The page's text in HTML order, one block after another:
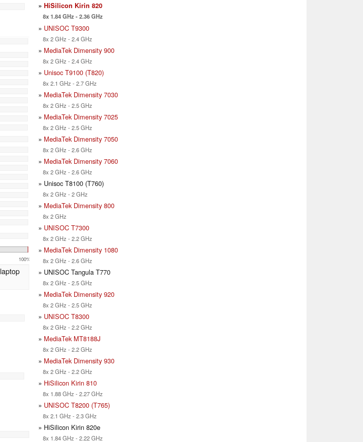
100%
laptop
» HiSilicon Kirin 820
8x 1.84 GHz - 2.36 GHz
» UNISOC T9300
8x 2 GHz - 2.4 GHz
» MediaTek Dimensity 900
8x 2 GHz - 2.4 GHz
» Unisoc T9100 (T820)
8x 2.1 GHz - 2.7 GHz
» MediaTek Dimensity 7030
8x 2 GHz - 2.5 GHz
» MediaTek Dimensity 7025
8x 2 GHz - 2.5 GHz
» MediaTek Dimensity 7050
8x 2 GHz - 2.6 GHz
» MediaTek Dimensity 7060
8x 2 GHz - 2.6 GHz
» Unisoc T8100 (T760)
8x 2 GHz - 2 GHz
» MediaTek Dimensity 800
8x 2 GHz
» UNISOC T7300
8x 2 GHz - 2.2 GHz
» MediaTek Dimensity 1080
8x 2 GHz - 2.6 GHz
» UNISOC Tangula T770
8x 2 GHz - 2.5 GHz
» MediaTek Dimensity 920
8x 2 GHz - 2.5 GHz
» UNISOC T8300
8x 2 GHz - 2.2 GHz
» MediaTek MT8188J
8x 2 GHz - 2.2 GHz
» MediaTek Dimensity 930
8x 2 GHz - 2.2 GHz
» HiSilicon Kirin 810
8x 1.88 GHz - 2.27 GHz
» UNISOC T8200 (T765)
8x 2.1 GHz - 2.3 GHz
» HiSilicon Kirin 820e
8x 1.84 GHz - 2.22 GHz